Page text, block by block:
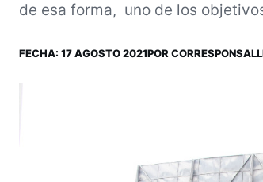
de esa forma, uno de los
FECHA: 17 AGOSTO 2021POR CORRESPONSAL